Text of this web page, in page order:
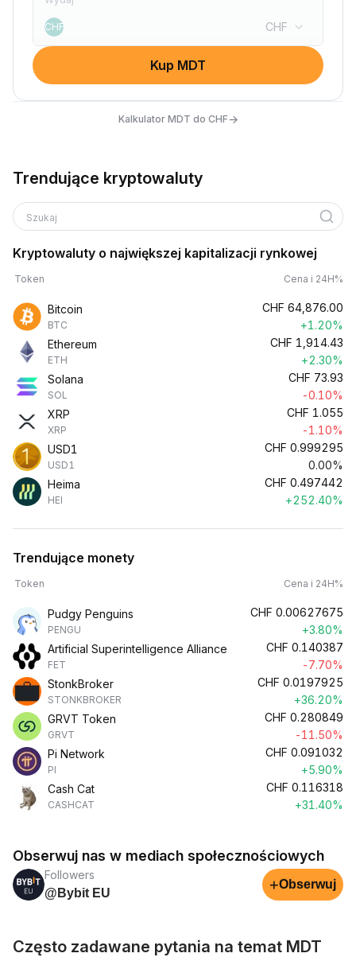
CHF CHF
Kup MDT
Kalkulator MDT do CHF→
Trendujące kryptowaluty
Szukaj
Kryptowaluty o największej kapitalizacji rynkowej
Token Cena i 24H%
Bitcoin
BTC
CHF 64,876.00
+1.20%
Ethereum
ETH
CHF 1,914.43
+2.30%
Solana
SOL
CHF 73.93
-0.10%
XRP
XRP
CHF 1.055
-1.10%
USD1
USD1
CHF 0.999295
0.00%
Heima
HEI
CHF 0.497442
+252.40%
Trendujące monety
Token Cena i 24H%
Pudgy Penguins
PENGU
CHF 0.00627675
+3.80%
Artificial Superintelligence Alliance
FET
CHF 0.140387
-7.70%
StonkBroker
STONKBROKER
CHF 0.0197925
+36.20%
GRVT Token
GRVT
CHF 0.280849
-11.50%
Pi Network
PI
CHF 0.091032
+5.90%
Cash Cat
CASHCAT
CHF 0.116318
+31.40%
Obserwuj nas w mediach społecznościowych
Followers
@Bybit EU
+Obserwuj
Często zadawane pytania na temat MDT